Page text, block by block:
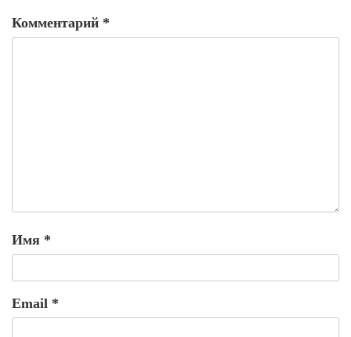
Комментарий *
Имя *
Email *